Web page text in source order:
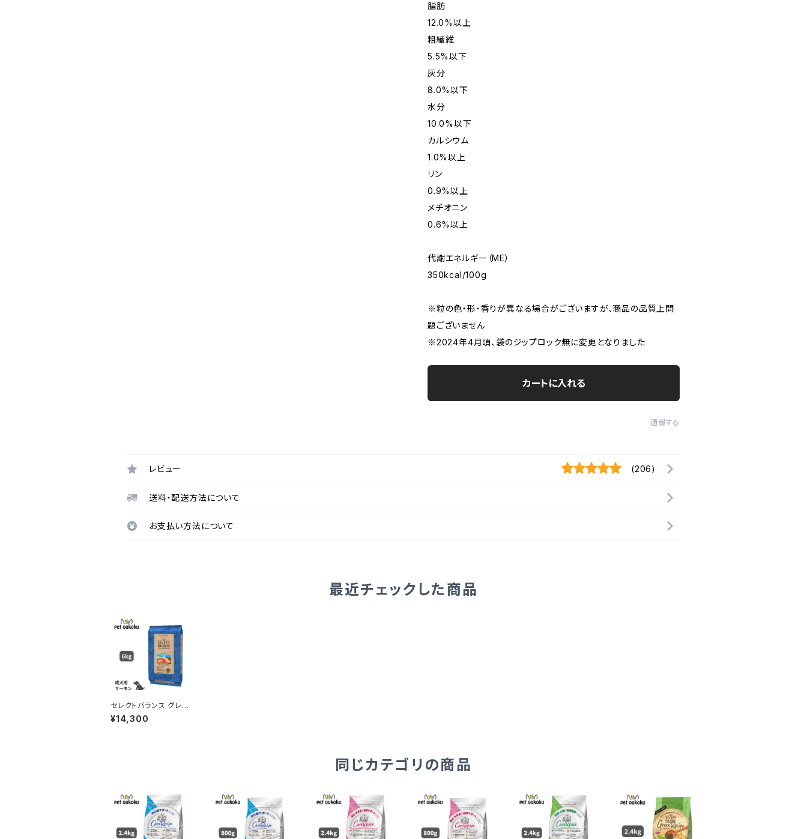
脂肪
12.0%以上
粗繊維
5.5%以下
灰分
8.0%以下
水分
10.0%以下
カルシウム
1.0%以上
リン
0.9%以上
メチオニン
0.6%以上
代謝エネルギー（ME）
350kcal/100g
※粒の色・形・香りが異なる場合がございますが、商品の品質上問
題ございません
※2024年4月頃、袋のジップロック無に変更となりました
カートに入れる
通報する
レビュー (206)
送料・配送方法について
お支払い方法について
最近チェックした商品
セレクトバランス グレイ
ンフリー アダルト サー
モン 小粒 1歳以上の成
¥14,300
同じカテゴリの商品